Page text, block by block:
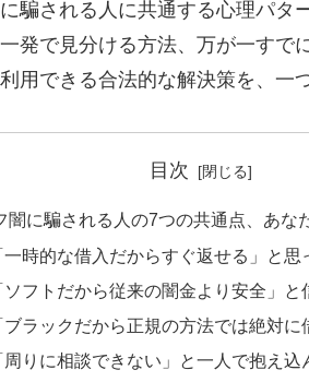
騙される人に共通する心理パタ
発で見分ける方法、万が一すで
用できる合法的な解決策を、一
目次
闇に騙される人の7つの共通点、あな
時的な借入だからすぐ返せる」と思
フトだから従来の闇金より安全」と
ラックだから正規の方法では絶対に
りに相談できない」と一人で抱え込